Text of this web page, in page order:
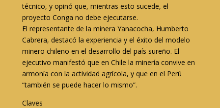
técnico, y opinó que, mientras esto sucede, el
proyecto Conga no debe ejecutarse.
El representante de la minera Yanacocha, Humberto
Cabrera, destacó la experiencia y el éxito del modelo
minero chileno en el desarrollo del país sureño. El
ejecutivo manifestó que en Chile la minería convive en
armonía con la actividad agrícola, y que en el Perú
“también se puede hacer lo mismo”.
Claves